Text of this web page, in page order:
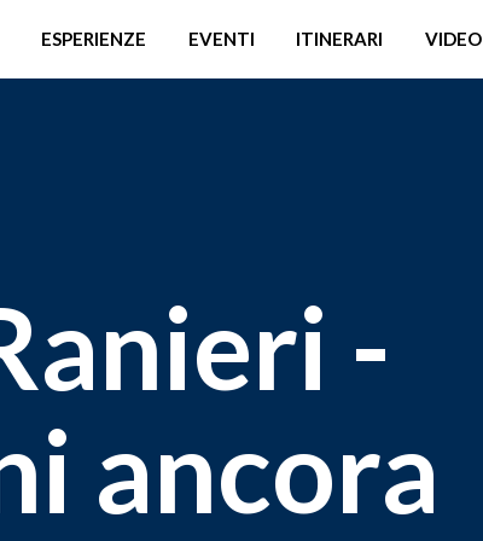
ESPERIENZE EVENTI ITINERARI VIDEO
-
ancora